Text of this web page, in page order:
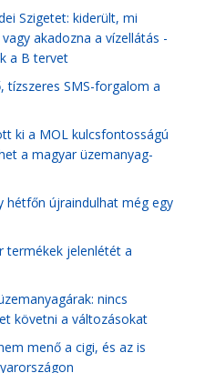
Szigetet: kiderült, mi
akadozna a vízellátás -
a B tervet
tízszeres SMS-forgalom a
ki a MOL kulcsfontosságú
a magyar üzemanyag-
hétfőn újraindulhat még egy
termékek jelenlétét a
nincs
követni a változásokat
menő a cigi, és az is